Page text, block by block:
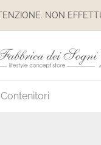
Contenitori